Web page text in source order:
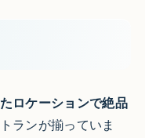
ロケーションで絶品
ランが揃っていま